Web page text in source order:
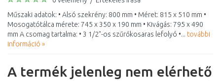
Műszaki adatok: • Alsó szekrény: 800 mm • Méret: 815 x 510 mm •
Mosogatótálca mérete: 745 x 350 x 190 mm • Kivágás: 795 x 490
mm A csomag tartalma: • 3 1/2"-os szűrőkosaras lefolyó •... további
információ »
A termék jelenleg nem elérhető